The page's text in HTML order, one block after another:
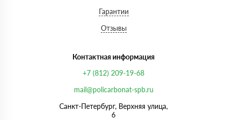
Гарантии
Отзывы
Контактная информация
+7 (812) 209-19-68
mail@policarbonat-spb.ru
Санкт-Петербург, Верхняя улица,
6